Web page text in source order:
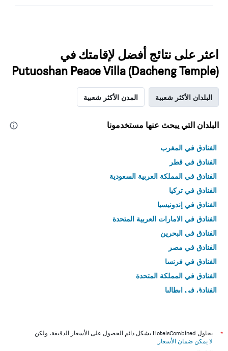
اعثر على نتائج أفضل لإقامتك في
Putuoshan Peace Villa (Dacheng Temple)
البلدان الأكثر شعبية المدن الأكثر شعبية
البلدان التي يبحث عنها مستخدمونا
الفنادق في المغرب
الفنادق في قطر
الفنادق في المملكة العربية السعودية
الفنادق في تركيا
الفنادق في إندونيسيا
الفنادق في الامارات العربية المتحدة
الفنادق في البحرين
الفنادق في مصر
الفنادق في فرنسا
الفنادق في المملكة المتحدة
الفنادق في إيطاليا
*
يحاول HotelsCombined بشكل دائم الحصول على الأسعار الدقيقة، ولكن
لا يمكن ضمان الأسعار .